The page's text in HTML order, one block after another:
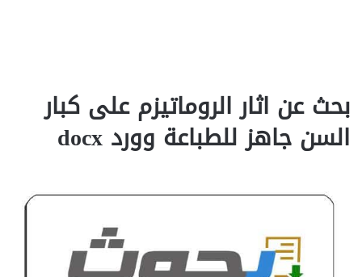
بحث عن اثار الروماتيزم على كبار
السن جاهز للطباعة وورد docx‎